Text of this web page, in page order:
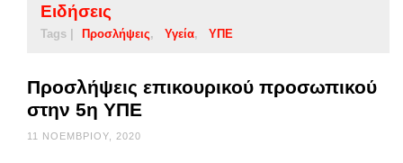
Ειδήσεις
Tags | Προσλήψεις Υγεία ΥΠΕ
Προσλήψεις επικουρικού προσωπικού
στην 5η ΥΠΕ
11 ΝΟΕΜΒΡΊΟΥ, 2020